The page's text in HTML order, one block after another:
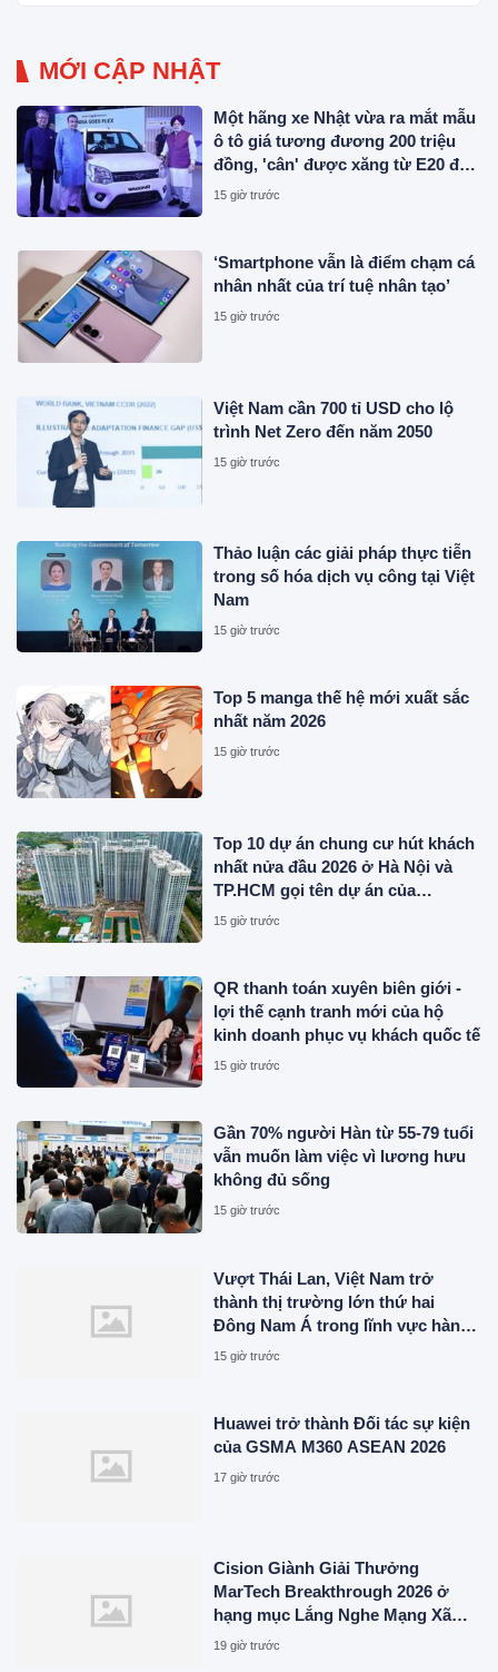
MỚI CẬP NHẬT
Một hãng xe Nhật vừa ra mắt mẫu
ô tô giá tương đương 200 triệu
đồng, 'cân' được xăng từ E20 đến
E100
15 giờ trước
‘Smartphone vẫn là điểm chạm cá
nhân nhất của trí tuệ nhân tạo’
15 giờ trước
Việt Nam cần 700 tỉ USD cho lộ
trình Net Zero đến năm 2050
15 giờ trước
Thảo luận các giải pháp thực tiễn
trong số hóa dịch vụ công tại Việt
Nam
15 giờ trước
Top 5 manga thế hệ mới xuất sắc
nhất năm 2026
15 giờ trước
Top 10 dự án chung cư hút khách
nhất nửa đầu 2026 ở Hà Nội và
TP.HCM gọi tên dự án của
Sunshine Group, MIK Group,
15 giờ trước
QR thanh toán xuyên biên giới -
lợi thế cạnh tranh mới của hộ
kinh doanh phục vụ khách quốc tế
15 giờ trước
Gần 70% người Hàn từ 55-79 tuổi
vẫn muốn làm việc vì lương hưu
không đủ sống
15 giờ trước
Vượt Thái Lan, Việt Nam trở
thành thị trường lớn thứ hai
Đông Nam Á trong lĩnh vực hàng
triệu người dùng
15 giờ trước
Huawei trở thành Đối tác sự kiện
của GSMA M360 ASEAN 2026
17 giờ trước
Cision Giành Giải Thưởng
MarTech Breakthrough 2026 ở
hạng mục Lắng Nghe Mạng Xã
Hội, Phân Phối Thông Cáo Báo
19 giờ trước